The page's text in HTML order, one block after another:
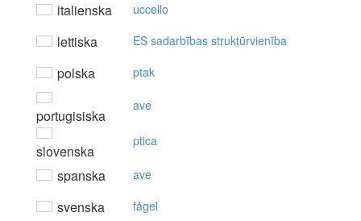
italienska uccello
lettiska ES sadarbības struktūrvienība
polska ptak
portugisiska
ave
slovenska
ptica
spanska ave
svenska fågel